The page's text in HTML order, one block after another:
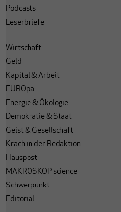
Podcasts
Leserbriefe
Wirtschaft
Geld
Kapital & Arbeit
EUROpa
Energie & Ökologie
Demokratie & Staat
Geist & Gesellschaft
Krach in der Redaktion
Hauspost
MAKROSKOP science
Schwerpunkt
Editorial